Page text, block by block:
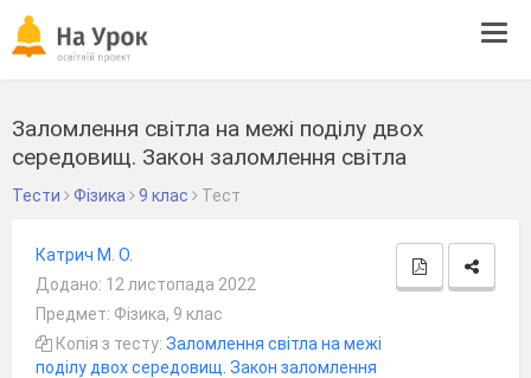
Заломлення світла на межі поділу двох
середовищ. Закон заломлення світла
Тести Фізика 9 клас Тест
Катрич М. О.
Додано: 12 листопада 2022
Предмет: Фізика, 9 клас
Копія з тесту: Заломлення світла на межі
поділу двох середовищ. Закон заломлення